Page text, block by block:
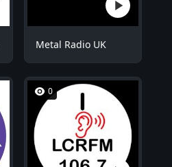
Metal Radio UK
0